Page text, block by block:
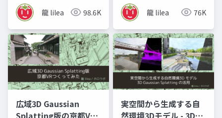
龍 lilea 98.6K 龍 lilea 76K
広域3D Gaussian
実空間から生成する自